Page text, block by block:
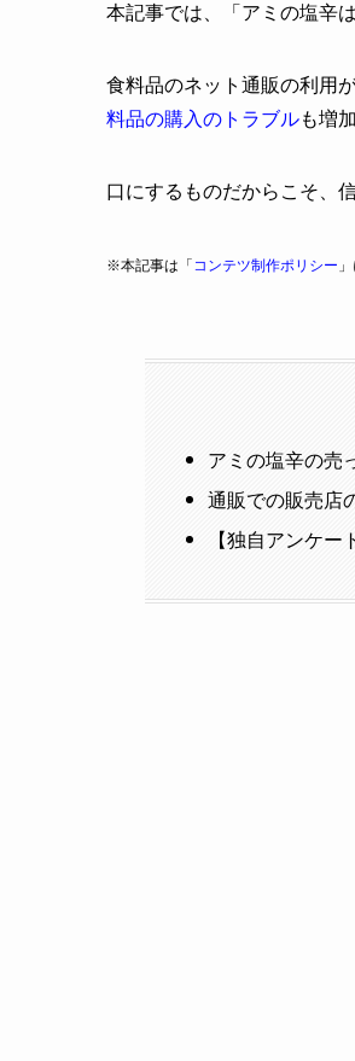
本記事では、「アミの塩辛
食料品のネット通販の利用
料品の購入のトラブルも増
口にするものだからこそ、
※本記事は「 コンテツ制作ポリシー
アミの塩辛の売
通販での販売店
【独自アンケ